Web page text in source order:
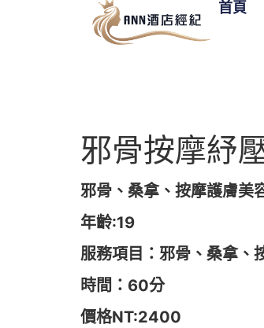
首頁
邪骨按摩紓
邪骨、桑拿、按摩護膚美
年齡:19
服務項目：邪骨、桑拿、
時間：60分
價格NT:2400